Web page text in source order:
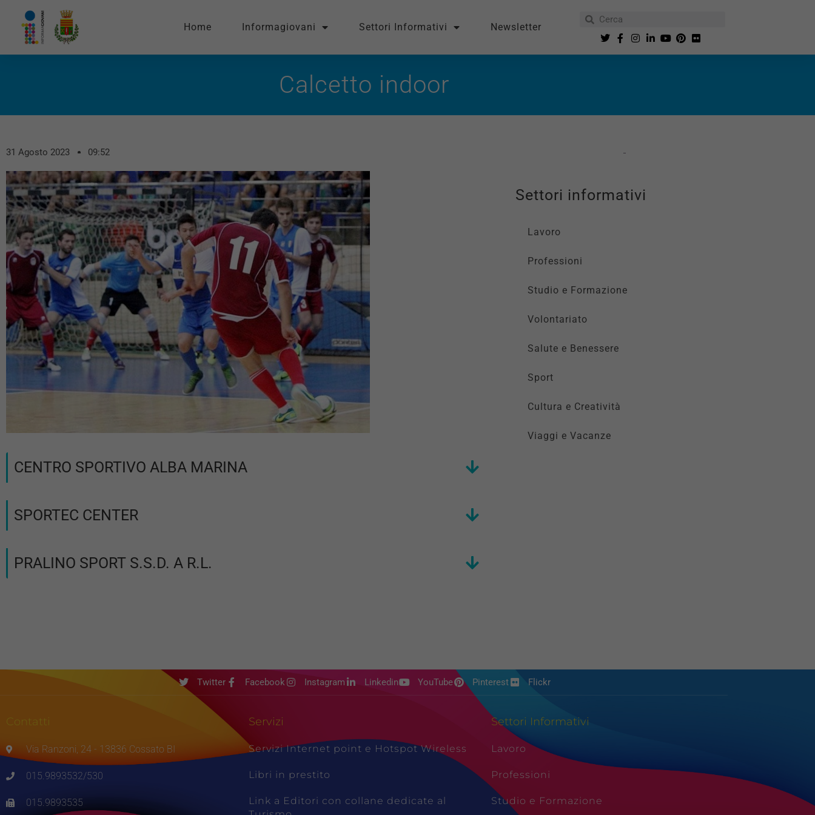
Home Informagiovani Settori Informativi Newsletter
Calcetto indoor
31 Agosto 2023 09:52
CENTRO SPORTIVO ALBA MARINA
SPORTEC CENTER
PRALINO SPORT S.S.D. A R.L.
Settori informativi
Lavoro
Professioni
Studio e Formazione
Volontariato
Salute e Benessere
Sport
Cultura e Creatività
Viaggi e Vacanze
Twitter Facebook Instagram Linkedin YouTube Pinterest Flickr
Contatti
Via Ranzoni, 24 - 13836 Cossato BI
015.9893532/530
015.9893535
Servizi
Servizi Internet point e Hotspot Wireless
Libri in prestito
Link a Editori con collane dedicate al
Settori Informativi
Lavoro
Professioni
Studio e Formazione